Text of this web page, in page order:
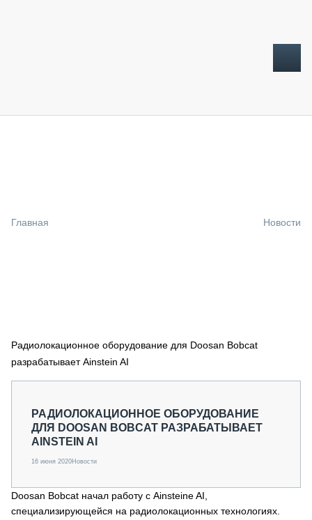
СПЕЦПРОЕКТЫ
МЕРОПРИЯТИЯ
СТАТЬИ ПО КАТЕГОРИЯМ ТЕХНИКИ
Главная Новости
Радиолокационное оборудование для Doosan Bobcat
разрабатывает Ainstein AI
РАДИОЛОКАЦИОННОЕ ОБОРУДОВАНИЕ
ДЛЯ DOOSAN BOBCAT РАЗРАБАТЫВАЕТ
AINSTEIN AI
16 июня 2020Новости
Doosan Bobcat начал работу с Ainsteine AI,
специализирующейся на радиолокационных технологиях.